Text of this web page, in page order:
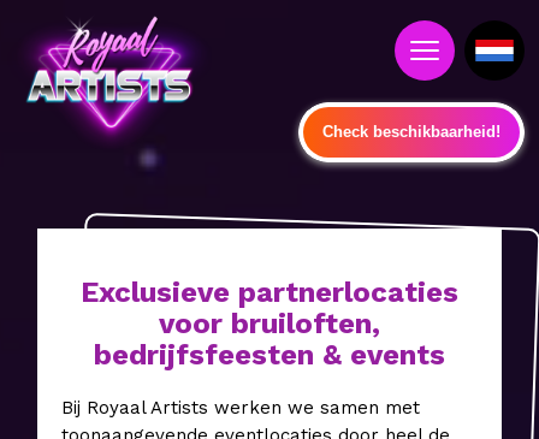
Check beschikbaarheid!
Exclusieve partnerlocaties
voor bruiloften,
bedrijfsfeesten & events
Bij Royaal Artists werken we samen met